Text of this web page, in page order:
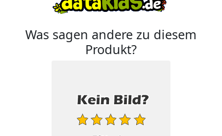
Was sagen andere zu diesem
Produkt?